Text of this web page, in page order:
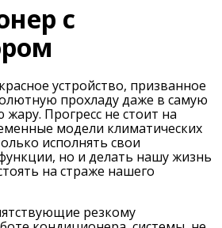
с
устройство, призванное
прохладу даже в самую
Прогресс не стоит на
модели климатических
исполнять свои
но и делать нашу жизнь
на страже нашего
резкому